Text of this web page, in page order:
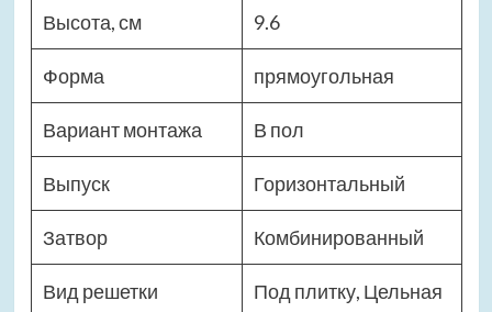
Высота, см 9.6
Форма прямоугольная
Вариант монтажа В пол
Выпуск Горизонтальный
Затвор Комбинированный
Вид решетки Под плитку, Цельная